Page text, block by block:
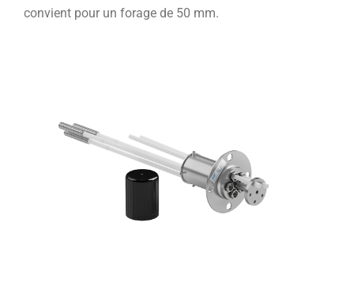
convient pour un forage de 50 mm.